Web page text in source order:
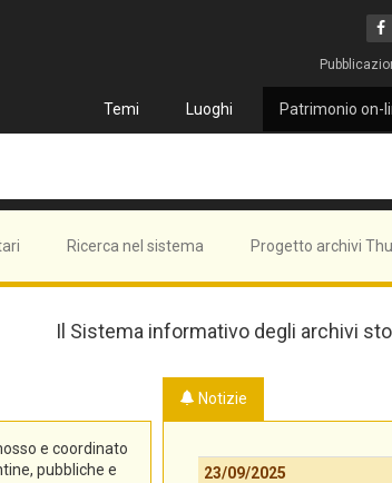
Temi Luoghi Patrimonio on-
Ricerca nel sistema Progetto archivi
Il Sistema informativo degli archivi
e coordinato
pubbliche e
Notizie
23/09/2025